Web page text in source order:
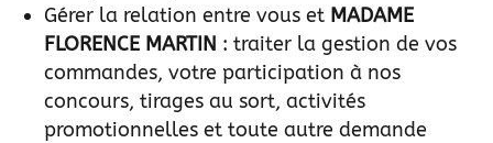
Gérer la relation entre vous et MADAME
FLORENCE MARTIN : traiter la gestion de vos
commandes, votre participation à nos
concours, tirages au sort, activités
promotionnelles et toute autre demande